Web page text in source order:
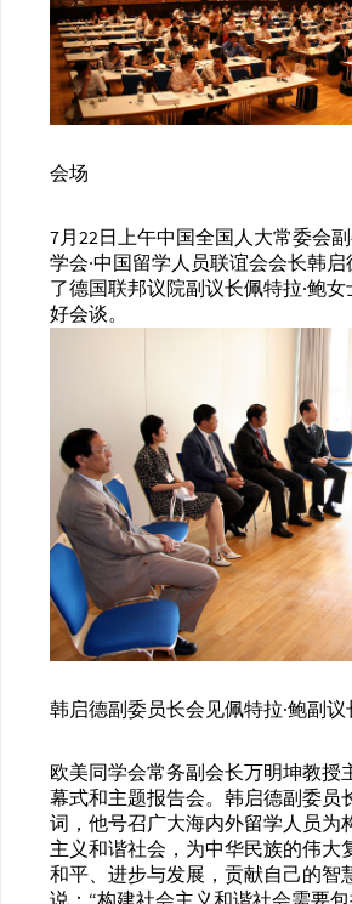
会场
7月22日上午中国全国人大常委会
学会·中国留学人员联谊会会长韩
了德国联邦议院副议长佩特拉·鲍
好会谈。
韩启德副委员长会见佩特拉·鲍副议
欧美同学会常务副会长万明坤教授
幕式和主题报告会。韩启德副委员
词，他号召广大海内外留学人员为
主义和谐社会，为中华民族的伟大
和平、进步与发展，贡献自己的智